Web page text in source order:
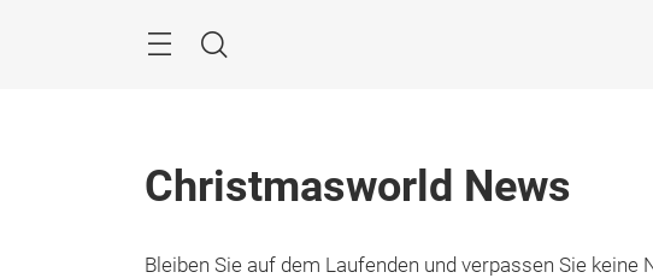
Suche
Christmasworld News
Bleiben Sie auf dem Laufenden und verpassen Sie
29.1. – 2.2.2027